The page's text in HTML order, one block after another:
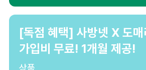
[독점 혜택] 사방넷 X 도매
가입비 무료! 1개월 제공!
상품